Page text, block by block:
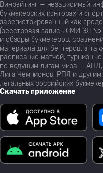
Винрейтинг — независимый
букмекерских конторах и
зарегистрированный как
(реестровая запись СМИ ЭЛ №
и обзоры букмекеров,
материалы для беттеров, а
расписание матчей,
по ведущим лигам мира — АПЛ,
Лига Чемпионов, РПЛ и
легальных российских
Скачать приложение